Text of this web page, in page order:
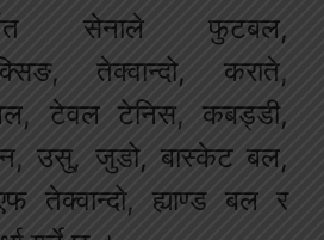
सेनाले फुटबल,
तेक्वान्दो, कराते,
टेवल टेनिस, कबड्डी,
उसु, जुडो, बास्केट बल,
तेक्वान्दो, ह्याण्ड बल र